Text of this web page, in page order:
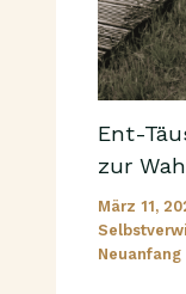
Ent-
zur
März 11,